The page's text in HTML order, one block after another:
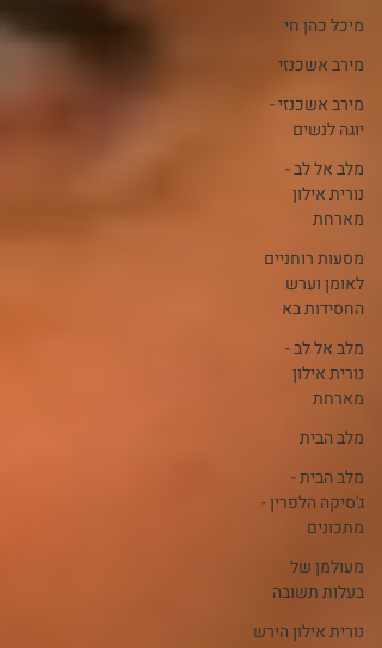
מיכל כהן חי
מירב אשכנזי
מירב אשכנזי -
יוגה לנשים
מלב אל לב -
נורית אילון
מארחת
מסעות רוחניים
לאומן וערש
החסידות בא
מלב אל לב -
נורית אילון
מארחת
מלב הבית
מלב הבית -
ג'סיקה הלפרין -
מתכונים
מעולמן של
בעלות תשובה
נורית אילון הירש